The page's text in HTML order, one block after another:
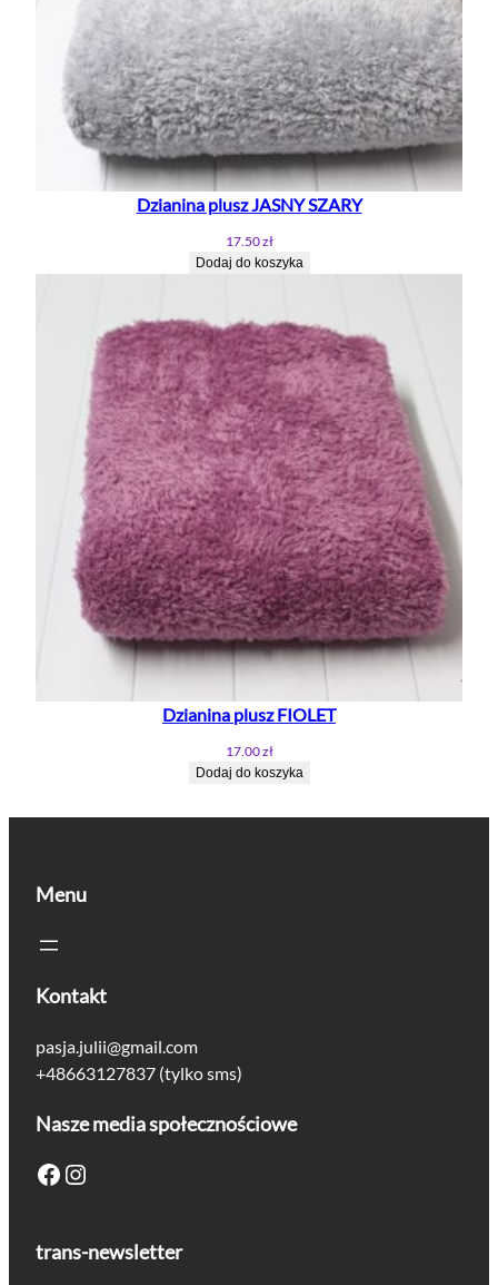
Dzianina plusz JASNY SZARY
17.50zł
Dodaj do koszyka
Dzianina plusz FIOLET
17.00zł
Dodaj do koszyka
Menu
Kontakt
pasja.julii@gmail.com
+48663127837 (tylko sms)
Nasze media społecznościowe
Facebook Instagram
trans-newsletter